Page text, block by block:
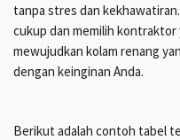
tanpa stres dan
cukup dan memilih
mewujudkan kolam renang
dengan keinginan Anda.
Berikut adalah contoh tabel